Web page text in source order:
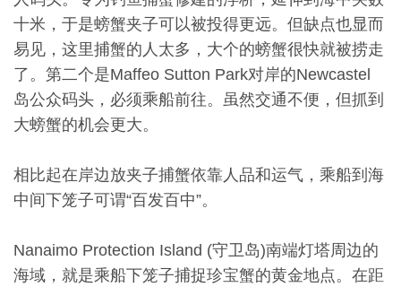
十米，于是螃蟹夹子可以被投得更远。但缺点也显而
易见，这里捕蟹的人太多，大个的螃蟹很快就被捞走
了。第二个是Maffeo Sutton Park对岸的Newcastel
岛公众码头，必须乘船前往。虽然交通不便，但抓到
大螃蟹的机会更大。
相比起在岸边放夹子捕蟹依靠人品和运气，乘船到海
中间下笼子可谓“百发百中”。
Nanaimo Protection Island (守卫岛)南端灯塔周边的
海域，就是乘船下笼子捕捉珍宝蟹的黄金地点。在距